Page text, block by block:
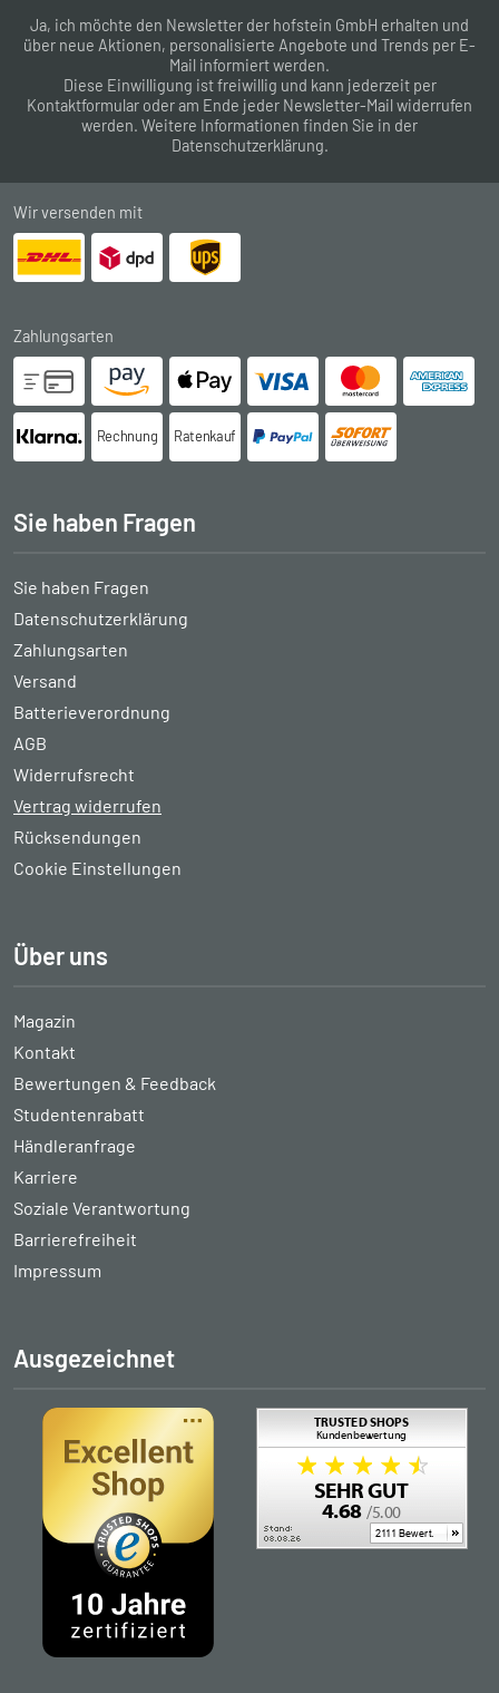
Ja, ich möchte den Newsletter der hofstein GmbH erhalten und
über neue Aktionen, personalisierte Angebote und Trends per E-
Mail informiert werden.
Diese Einwilligung ist freiwillig und kann jederzeit per
Kontaktformular oder am Ende jeder Newsletter-Mail widerrufen
werden. Weitere Informationen finden Sie in der
Datenschutzerklärung.
Wir versenden mit
Zahlungsarten
Rechnung Ratenkauf
Sie haben Fragen
Sie haben Fragen
Datenschutzerklärung
Zahlungsarten
Versand
Batterieverordnung
AGB
Widerrufsrecht
Vertrag widerrufen
Rücksendungen
Cookie Einstellungen
Über uns
Magazin
Kontakt
Bewertungen & Feedback
Studentenrabatt
Händleranfrage
Karriere
Soziale Verantwortung
Barrierefreiheit
Impressum
Ausgezeichnet